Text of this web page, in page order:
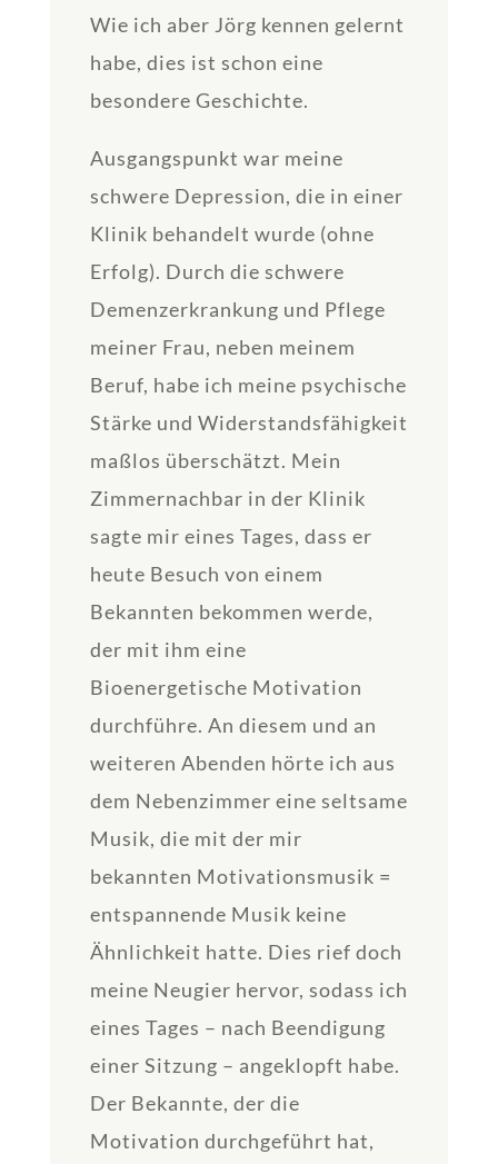
Wie ich aber Jörg kennen gelernt
habe, dies ist schon eine
besondere Geschichte.
Ausgangspunkt war meine
schwere Depression, die in einer
Klinik behandelt wurde (ohne
Erfolg). Durch die schwere
Demenzerkrankung und Pflege
meiner Frau, neben meinem
Beruf, habe ich meine psychische
Stärke und Widerstandsfähigkeit
maßlos überschätzt. Mein
Zimmernachbar in der Klinik
sagte mir eines Tages, dass er
heute Besuch von einem
Bekannten bekommen werde,
der mit ihm eine
Bioenergetische Motivation
durchführe. An diesem und an
weiteren Abenden hörte ich aus
dem Nebenzimmer eine seltsame
Musik, die mit der mir
bekannten Motivationsmusik =
entspannende Musik keine
Ähnlichkeit hatte. Dies rief doch
meine Neugier hervor, sodass ich
eines Tages – nach Beendigung
einer Sitzung – angeklopft habe.
Der Bekannte, der die
Motivation durchgeführt hat,